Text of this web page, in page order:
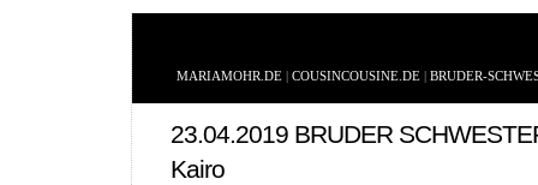
MARIAMOHR.DE | COUSINCOUSINE.DE | BRUDER-
23.04.2019 BRUDER
Kairo